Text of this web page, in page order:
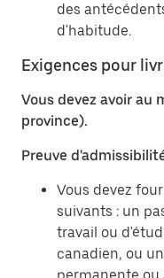
des
d'habitude.
Exigences pour
Vous devez avoir au
province).
Preuve
Vous devez
suivants : un
travail ou
canadien, ou